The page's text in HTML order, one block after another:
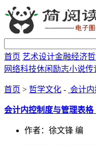
首页 艺术设计金融经济
网络科技休闲励志小说传
首页 > 哲学文化 - 会计
会计内控制度与管理表格
作者：徐文锋 编